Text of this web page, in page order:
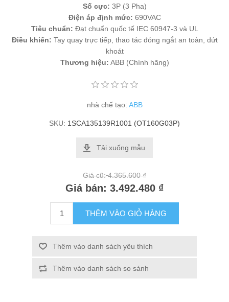
Số cực: 3P (3 Pha)
Điện áp định mức: 690VAC
Tiêu chuẩn: Đạt chuẩn quốc tế IEC 60947-3 và UL
Điều khiển: Tay quay trực tiếp, thao tác đóng ngắt an toàn, dứt
khoát
Thương hiệu: ABB (Chính hãng)
nhà chế tạo: ABB
SKU: 1SCA135139R1001 (OT160G03P)
Tải xuống mẫu
Giá cũ: 4.365.600 ₫
Giá bán: 3.492.480 ₫
THÊM VÀO GIỎ HÀNG
Thêm vào danh sách yêu thích
Thêm vào danh sách so sánh